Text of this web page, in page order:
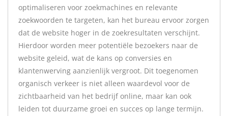
optimaliseren voor zoekmachines en relevante
zoekwoorden te targeten, kan het bureau ervoor zorgen
dat de website hoger in de zoekresultaten verschijnt.
Hierdoor worden meer potentiële bezoekers naar de
website geleid, wat de kans op conversies en
klantenwerving aanzienlijk vergroot. Dit toegenomen
organisch verkeer is niet alleen waardevol voor de
zichtbaarheid van het bedrijf online, maar kan ook
leiden tot duurzame groei en succes op lange termijn.